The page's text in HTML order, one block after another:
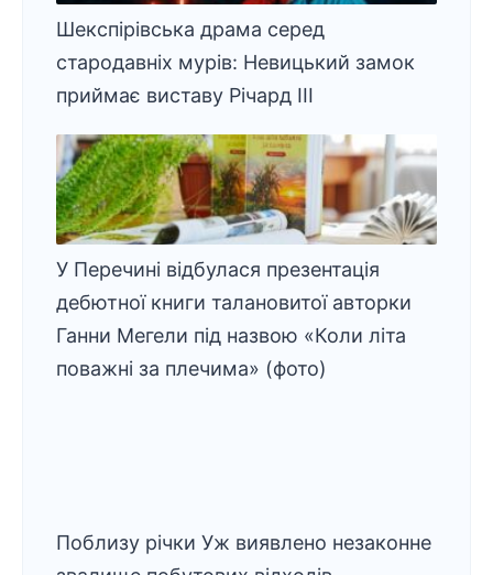
Шекспірівська драма серед
стародавніх мурів: Невицький замок
приймає виставу Річард ІІІ
У Перечині відбулася презентація
дебютної книги талановитої авторки
Ганни Мегели під назвою «Коли літа
поважні за плечима» (фото)
Поблизу річки Уж виявлено незаконне